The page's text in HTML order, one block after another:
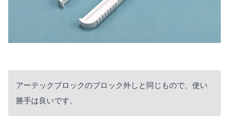
アーテックブロックのブロック外しと同じもので、使い
勝手は良いです。